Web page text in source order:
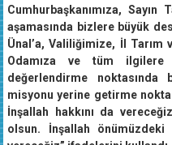
aşamasında bizlere büyük
Ünal’a, Valiliğimize, İl Tarım
Odamıza ve tüm ilgilere
değerlendirme
misyonu yerine getirme
İnşallah hakkını da
olsun. İnşallah
vereceğiz” ifadelerini kullandı.